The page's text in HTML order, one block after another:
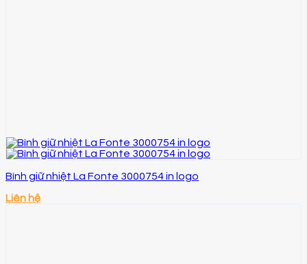
Bình giữ nhiệt La Fonte 3000754 in logo
Liên hệ